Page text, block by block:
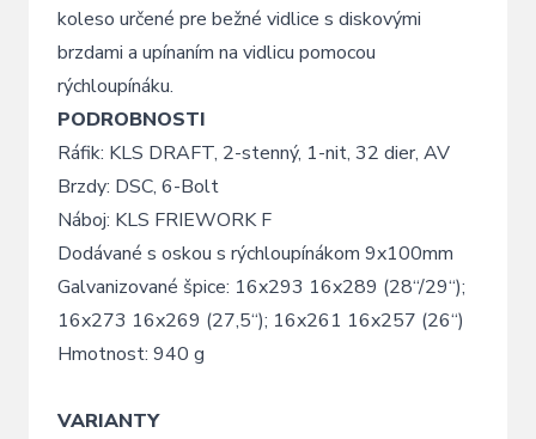
koleso určené pre bežné vidlice s diskovými
brzdami a upínaním na vidlicu pomocou
rýchloupínáku.
PODROBNOSTI
Ráfik: KLS DRAFT, 2-stenný, 1-nit, 32 dier, AV
Brzdy: DSC, 6-Bolt
Náboj: KLS FRIEWORK F
Dodávané s oskou s rýchloupínákom 9x100mm
Galvanizované špice: 16x293 16x289 (28“/29“);
16x273 16x269 (27,5“); 16x261 16x257 (26“)
Hmotnost: 940 g
VARIANTY